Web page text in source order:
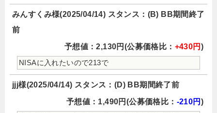
みんすくみ様(2025/04/14) スタンス：(B) BB期間終了
前
予想値：2,130円(公募価格比： +430円 )
NISAに入れたいので213で
jjj様(2025/04/14) スタンス：(D) BB期間終了前
予想値：1,490円(公募価格比： -210円 )